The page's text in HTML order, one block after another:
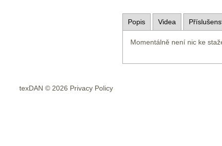
Popis Videa
Momentálně není nic ke
texDAN © 2026 Privacy Policy